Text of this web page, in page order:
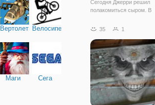
ВертолетыВелосипед
Маги Сега
Сегодня Джерри решил
полакомиться сыром. В
холодильнику, но там
Мышонок приготовился
как тут же увидел ещё
ловушек и спящего
35 1